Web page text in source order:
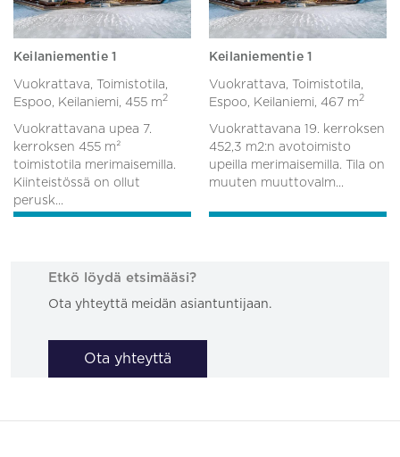
Keilaniementie 1
Vuokrattava, Toimistotila,
Espoo, Keilaniemi, 455 m2
Vuokrattavana upea 7.
kerroksen 455 m²
toimistotila merimaisemilla.
Kiinteistössä on ollut
perusk...
Keilaniementie 1
Vuokrattava, Toimistotila,
Espoo, Keilaniemi, 467 m2
Vuokrattavana 19. kerroksen
452,3 m2:n avotoimisto
upeilla merimaisemilla. Tila on
muuten muuttovalm...
Etkö löydä etsimääsi?
Ota yhteyttä meidän asiantuntijaan.
Ota yhteyttä